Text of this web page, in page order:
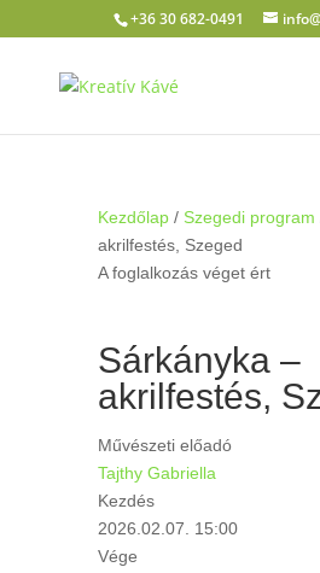
+36 30 682-0491
Kezdőlap/ Szegedi program
akrilfestés, Szeged
A foglalkozás véget ért
Sárkányka –
akrilfestés,
Művészeti előadó
Tajthy Gabriella
Kezdés
2026.02.07. 15:00
Vége